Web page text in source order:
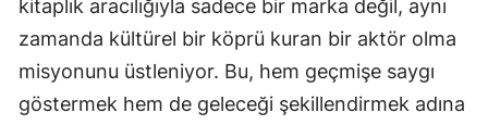
kitaplık aracılığıyla sadece bir marka değil, aynı
zamanda kültürel bir köprü kuran bir aktör olma
misyonunu üstleniyor. Bu, hem geçmişe saygı
göstermek hem de geleceği şekillendirmek adına